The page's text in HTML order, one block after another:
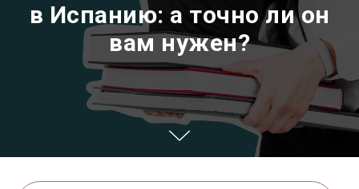
в Испанию: а точно ли он
вам нужен?